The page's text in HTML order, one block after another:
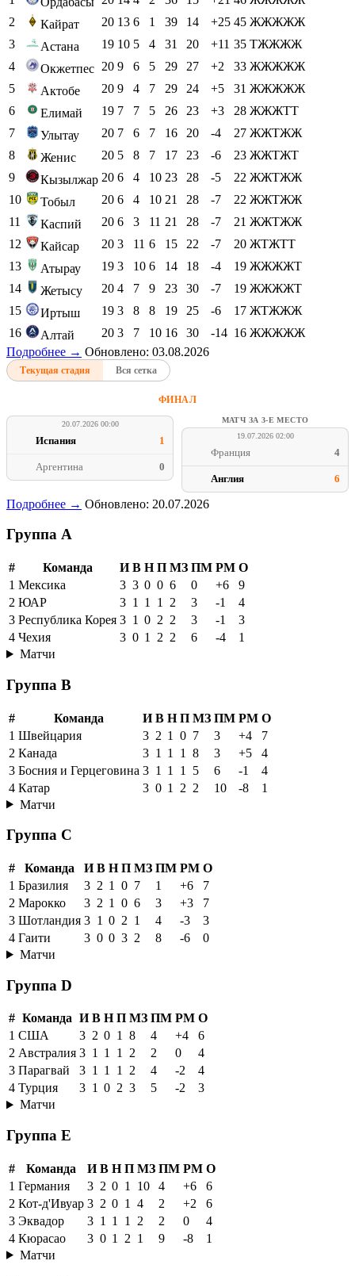
2
Кайрат 20 13 6 1 39 14 +25 45 ЖЖЖЖЖ
3
Астана 19 10 5 4 31 20 +11 35 ТЖЖЖЖ
4
Окжетпес 20 9 6 5 29 27 +2 33 ЖЖЖЖЖ
5
Актобе 20 9 4 7 29 24 +5 31 ЖЖЖЖЖ
6
Елимай 19 7 7 5 26 23 +3 28 ЖЖЖТТ
7
Улытау 20 7 6 7 16 20 -4 27 ЖЖТЖЖ
8
Женис 20 5 8 7 17 23 -6 23 ЖЖТЖТ
9
Кызылжар 20 6 4 10 23 28 -5 22 ЖЖТЖЖ
10
Тобыл 20 6 4 10 21 28 -7 22 ЖЖТЖЖ
11
Каспий 20 6 3 11 21 28 -7 21 ЖЖТЖЖ
12
Кайсар 20 3 11 6 15 22 -7 20 ЖТЖТТ
13
Атырау 19 3 10 6 14 18 -4 19 ЖЖЖЖТ
14
Жетысу 20 4 7 9 23 30 -7 19 ЖЖЖЖТ
15
Иртыш 19 3 8 8 19 25 -6 17 ЖТЖЖЖ
16
Алтай 20 3 7 10 16 30 -14 16 ЖЖЖЖЖ
Подробнее → Обновлено: 03.08.2026
Текущая стадия Вся сетка
ФИНАЛ
20.07.2026 00:00
Испания 1
Аргентина 0
МАТЧ ЗА 3-Е МЕСТО
19.07.2026 02:00
Франция 4
Англия 6
Подробнее → Обновлено: 20.07.2026
Группа A
# Команда И В Н П МЗ ПМ РМ О
1 Мексика 3 3 0 0 6 0 +6
9
2 ЮАР 3 1 1 1 2 3 -1
4
3 Республика Корея 3 1 0 2 2 3 -1
3
4 Чехия 3 0 1 2 2 6 -4
1
Матчи
Группа B
# Команда И В Н П МЗ ПМ РМ О
1 Швейцария 3 2 1 0 7 3 +4
7
2 Канада 3 1 1 1 8 3 +5
4
3 Босния и Герцеговина 3 1 1 1 5 6 -1
4
4 Катар 3 0 1 2 2 10 -8
1
Матчи
Группа C
# Команда И В Н П МЗ ПМ РМ О
1 Бразилия 3 2 1 0 7 1 +6
7
2 Марокко 3 2 1 0 6 3 +3
7
3 Шотландия 3 1 0 2 1 4 -3
3
4 Гаити 3 0 0 3 2 8 -6
0
Матчи
Группа D
# Команда И В Н П МЗ ПМ РМ О
1 США 3 2 0 1 8 4 +4
6
2 Австралия 3 1 1 1 2 2 0
4
3 Парагвай 3 1 1 1 2 4 -2
4
4 Турция 3 1 0 2 3 5 -2
3
Матчи
Группа E
# Команда И В Н П МЗ ПМ РМ О
1 Германия 3 2 0 1 10 4 +6
6
2 Кот-д'Ивуар 3 2 0 1 4 2 +2
6
3 Эквадор 3 1 1 1 2 2 0
4
4 Кюрасао 3 0 1 2 1 9 -8
1
Матчи